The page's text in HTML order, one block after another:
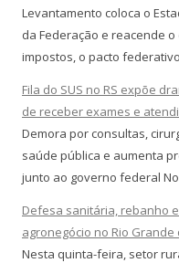
Levantamento coloca o
da Federação e reacende
impostos, o pacto
Fila do SUS no RS expõe
de receber exames e
Demora por consultas,
saúde pública e aumenta
junto ao governo federal
Defesa sanitária, rebanho
agronegócio no Rio Grande
Nesta quinta-feira, setor